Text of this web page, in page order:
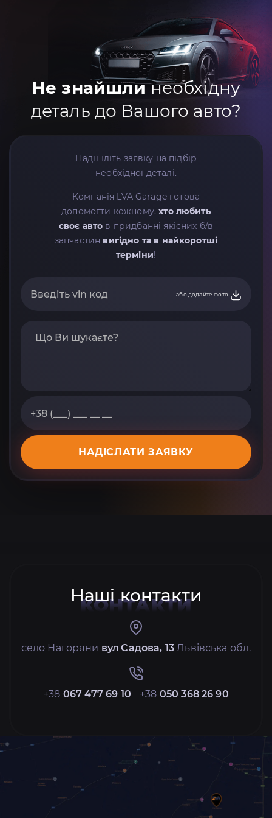
Не знайшлинеобхідну
деталь до Вашого авто?
Надішліть заявку на підбір
необхідної деталі.
Компанія LVA Garage готова
допомогти кожному,хто любить
своє авто в придбанні якісних б/в
запчастин вигідно та в найкоротші
терміни!
або додайте фото
НАДІСЛАТИ ЗАЯВКУ
Наші контакти
КОНТАКТИ
село Нагоряни вул Садова, 13 Львівська обл.
+38 067 477 69 10 +38 050 368 26 90